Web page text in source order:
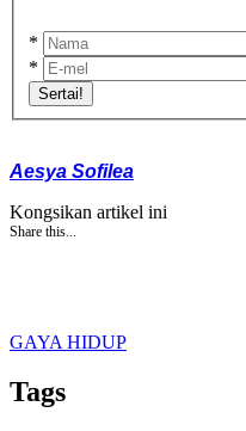
*
*
Sertai!
Aesya Sofilea
Kongsikan artikel ini
Share this...
GAYA HIDUP
Tags